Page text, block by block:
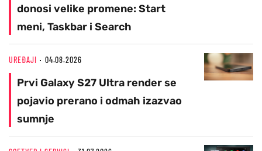
donosi velike promene: Start
meni, Taskbar i Search
UREĐAJI 04.08.2026
Prvi Galaxy S27 Ultra render se
pojavio prerano i odmah izazvao
sumnje